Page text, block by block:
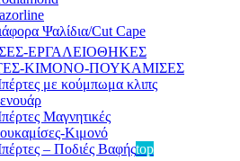
Ψαλίδια/Cut Cape
ΕΡΓΑΛΕΙΟΘΗΚΕΣ
ΚΙΜΟΝΟ-ΠΟΥΚΑΜΙΣΕΣ
με κούμπωμα κλιπς
Μαγνητικές
Κιμονό
– Ποδιές Βαφήςtop